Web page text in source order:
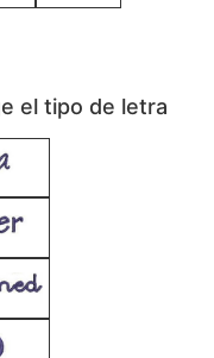
el tipo de letra